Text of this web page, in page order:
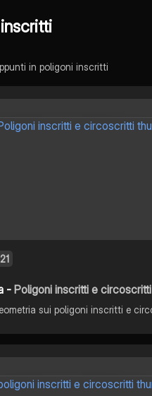
in poligoni inscritti
-Poligoni inscritti e circoscritti